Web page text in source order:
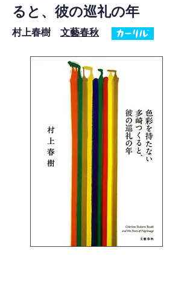
ると、彼の巡礼の年
村上春樹 文藝春秋